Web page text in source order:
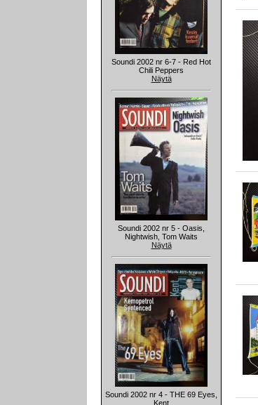
Soundi 2002 nr 6-7 - Red Hot
Chili Peppers
Näytä
Soundi 2002 nr 5 - Oasis,
Nightwish, Tom Waits
Näytä
Soundi 2002 nr 4 - THE 69 Eyes,
Kent